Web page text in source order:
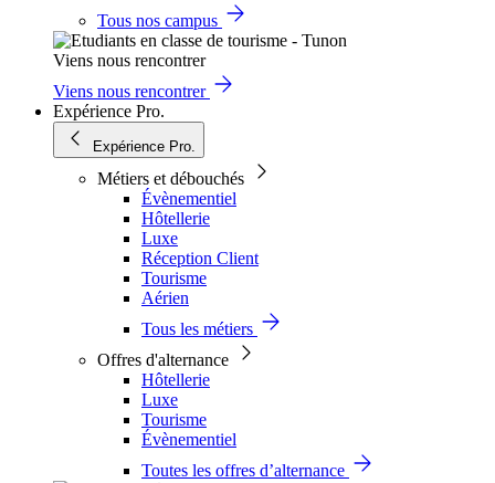
Tous nos campus
Viens nous rencontrer
Viens nous rencontrer
Expérience Pro.
Expérience Pro.
Métiers et débouchés
Évènementiel
Hôtellerie
Luxe
Réception Client
Tourisme
Aérien
Tous les métiers
Offres d'alternance
Hôtellerie
Luxe
Tourisme
Évènementiel
Toutes les offres d’alternance